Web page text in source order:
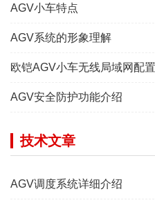
AGV小车特点
AGV系统的形象理解
欧铠AGV小车无线局域网配
AGV安全防护功能介绍
技术文章
AGV调度系统详细介绍